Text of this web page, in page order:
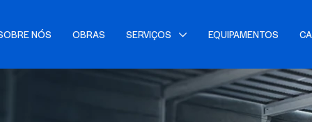
NÓS OBRAS SERVIÇOS EQUIPAMENTOS